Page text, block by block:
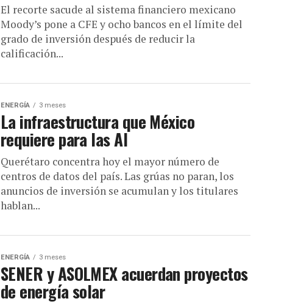
El recorte sacude al sistema financiero mexicano
Moody’s pone a CFE y ocho bancos en el límite del
grado de inversión después de reducir la
calificación...
ENERGÍA 3 meses
La infraestructura que México
requiere para las AI
Querétaro concentra hoy el mayor número de
centros de datos del país. Las grúas no paran, los
anuncios de inversión se acumulan y los titulares
hablan...
ENERGÍA 3 meses
SENER y ASOLMEX acuerdan proyectos
de energía solar